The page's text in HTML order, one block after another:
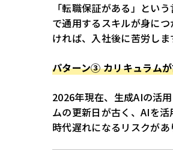
「転職保証がある」とい
で通用するスキルが身に
ければ、入社後に苦労しま
パターン③ カリキュラム
2026年現在、生成AIの活
ムの更新日が古く、AIを
時代遅れになるリスクがあ